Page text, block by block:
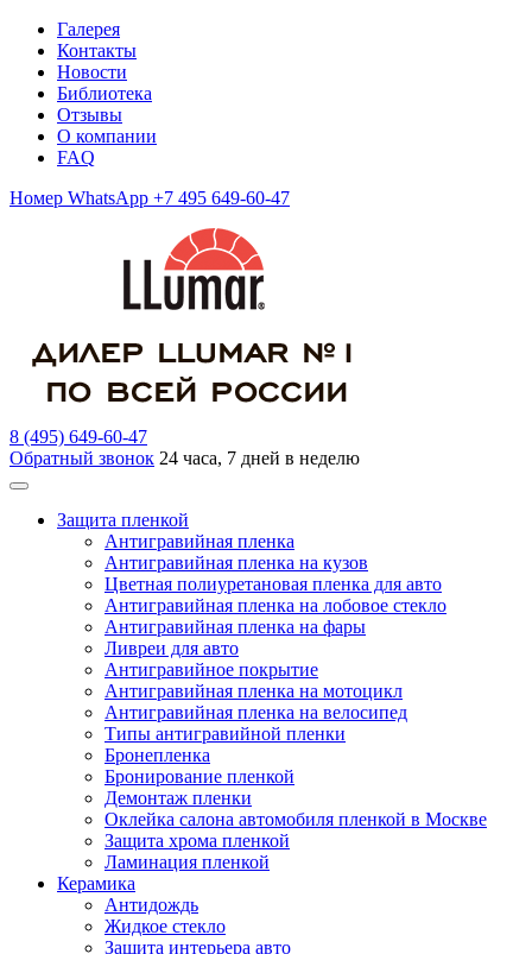
Галерея
Контакты
Новости
Библиотека
Отзывы
О компании
FAQ
Номер WhatsApp +7 495 649-60-47
8 (495) 649-60-47
Обратный звонок 24 часа, 7 дней в неделю
Защита пленкой
Антигравийная пленка
Антигравийная пленка на кузов
Цветная полиуретановая пленка для авто
Антигравийная пленка на лобовое стекло
Антигравийная пленка на фары
Ливреи для авто
Антигравийное покрытие
Антигравийная пленка на мотоцикл
Антигравийная пленка на велосипед
Типы антигравийной пленки
Бронепленка
Бронирование пленкой
Демонтаж пленки
Оклейка салона автомобиля пленкой в Москве
Защита хрома пленкой
Ламинация пленкой
Керамика
Антидождь
Жидкое стекло
Защита интерьера авто